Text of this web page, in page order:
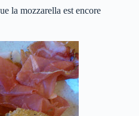
la mozzarella est encore